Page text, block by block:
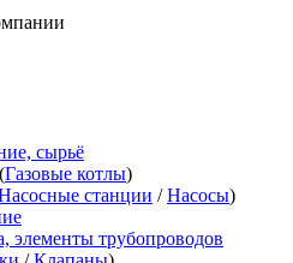
сырьё
(Газовые котлы)
станции /Насосы)
элементы трубопроводов